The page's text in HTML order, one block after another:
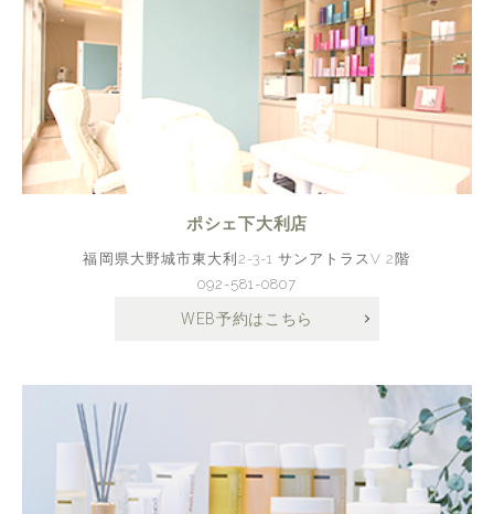
ポシェ下大利店
福岡県大野城市東大利2-3-1 サンアトラスV 2階
092-581-0807
WEB予約はこちら